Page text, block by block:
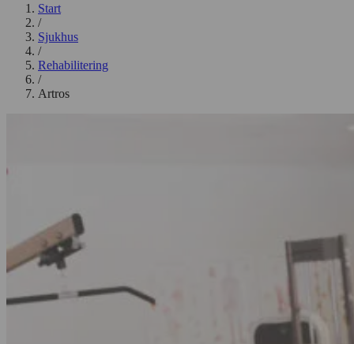
Start
/
Sjukhus
/
Rehabilitering
/
Artros